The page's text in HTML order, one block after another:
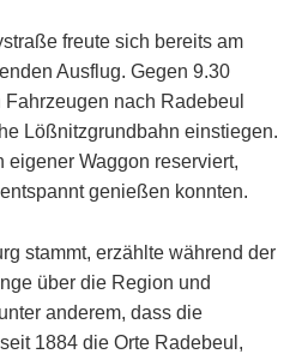
freute sich bereits am
Ausflug. Gegen 9.30
nach Radebeul
Lößnitzgrundbahn einstiegen.
eigener Waggon reserviert,
genießen konnten.
stammt, erzählte während der
über die Region und
anderem, dass die
1884 die Orte Radebeul,